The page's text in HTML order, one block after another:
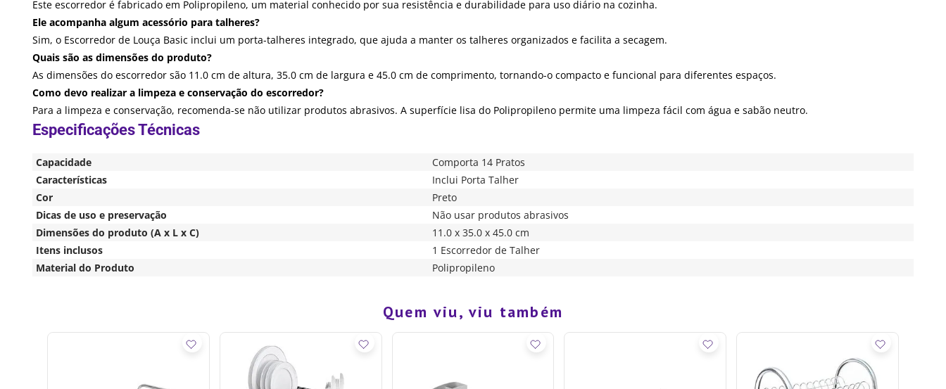
Este escorredor é fabricado em Polipropileno, um material conhecido por sua resistência e durabilidade para uso diário na cozinha.
Ele acompanha algum acessório para talheres?
Sim, o Escorredor de Louça Basic inclui um porta-talheres integrado, que ajuda a manter os talheres organizados e facilita a secagem.
Quais são as dimensões do produto?
As dimensões do escorredor são 11.0 cm de altura, 35.0 cm de largura e 45.0 cm de comprimento, tornando-o compacto e funcional para diferentes espaços.
Como devo realizar a limpeza e conservação do escorredor?
Para a limpeza e conservação, recomenda-se não utilizar produtos abrasivos. A superfície lisa do Polipropileno permite uma limpeza fácil com água e sabão neutro.
Capacidade
Comporta 14 Pratos
Características
Inclui Porta Talher
Cor
Preto
Dicas de uso e preservação
Não usar produtos abrasivos
Dimensões do produto (A x L x C)
11.0 x 35.0 x 45.0 cm
Itens inclusos
1 Escorredor de Talher
Material do Produto
Polipropileno
Quem viu, viu também